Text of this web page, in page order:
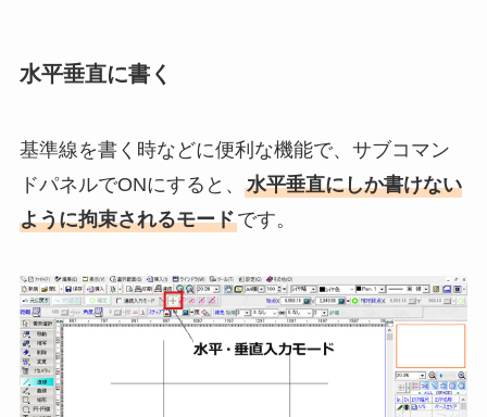
水平垂直に書く
基準線を書く時などに便利な機能で、サブコマン
ドパネルでONにすると、 水平垂直にしか書けない
ように拘束されるモードです。